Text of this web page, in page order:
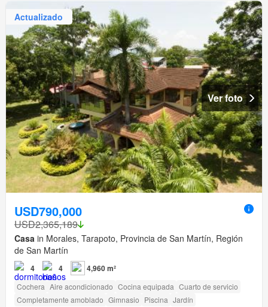
Actualizado
Ver foto
USD790,000
USD2,365,189
Casa in Morales, Tarapoto, Provincia de San Martín, Región
de San Martín
4 4 4,960 m²
Cochera Aire acondicionado Cocina equipada Cuarto de servicio
Completamente amoblado Gimnasio Piscina Jardín